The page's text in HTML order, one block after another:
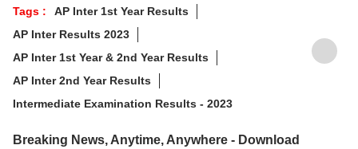
Tags :
AP Inter 1st Year Results
AP Inter Results 2023
AP Inter 1st Year & 2nd Year Results
AP Inter 2nd Year Results
Intermediate Examination Results - 2023
Breaking News, Anytime, Anywhere - Download